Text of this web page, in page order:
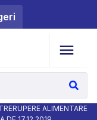
ALIMENTARE